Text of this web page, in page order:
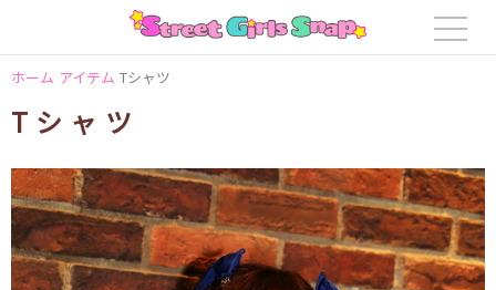
ホーム アイテム Tシャツ
Tシャツ